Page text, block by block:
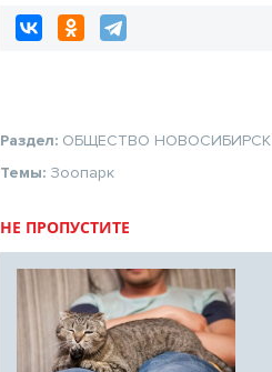
Раздел: ОБЩЕСТВО НОВОСИБИРСК
Темы: Зоопарк
НЕ ПРОПУСТИТЕ